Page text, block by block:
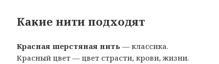
Какие нити подходят
Красная шерстяная нить — классика.
Красный цвет — цвет страсти, крови, жизни.